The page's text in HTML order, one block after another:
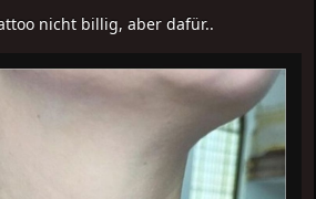
nicht billig, aber dafür..